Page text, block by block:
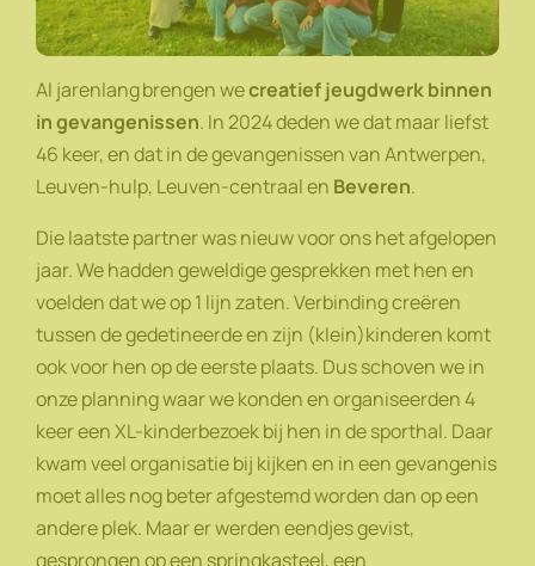
Al jarenlang brengen wecreatief jeugdwerk binnen
in gevangenissen. In 2024 deden we dat maar liefst
46 keer, en dat in de gevangenissen van Antwerpen,
Leuven-hulp, Leuven-centraal en Beveren.
Die laatste partner was nieuw voor ons het afgelopen
jaar. We hadden geweldige gesprekken met hen en
voelden dat we op 1 lijn zaten. Verbinding creëren
tussen de gedetineerde en zijn (klein)kinderen komt
ook voor hen op de eerste plaats. Dus schoven we in
onze planning waar we konden en organiseerden 4
keer een XL-kinderbezoek bij hen in de sporthal. Daar
kwam veel organisatie bij kijken en in een gevangenis
moet alles nog beter afgestemd worden dan op een
andere plek. Maar er werden eendjes gevist,
gesprongen op een springkasteel, een